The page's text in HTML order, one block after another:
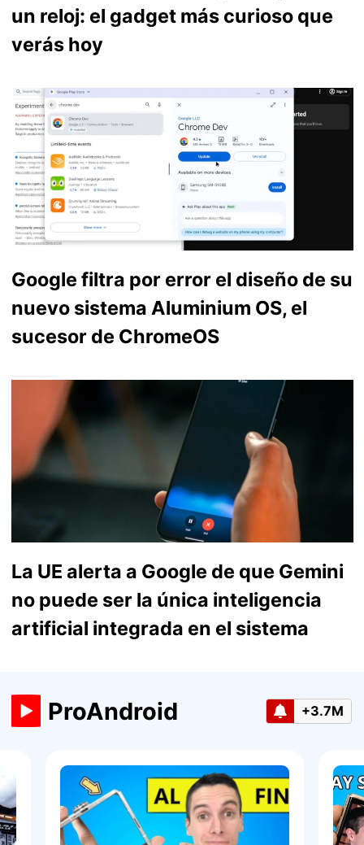
un reloj: el gadget más curioso que
verás hoy
Google filtra por error el diseño de su
nuevo sistema Aluminium OS, el
sucesor de ChromeOS
La UE alerta a Google de que Gemini
no puede ser la única inteligencia
artificial integrada en el sistema
ProAndroid +3.7M